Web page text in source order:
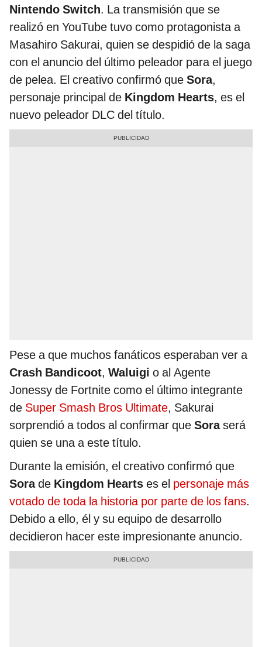
Nintendo Switch. La transmisión que se
realizó en YouTube tuvo como protagonista a
Masahiro Sakurai, quien se despidió de la saga
con el anuncio del último peleador para el juego
de pelea. El creativo confirmó que Sora,
personaje principal de Kingdom Hearts, es el
nuevo peleador DLC del título.
Pese a que muchos fanáticos esperaban ver a
Crash Bandicoot, Waluigi o al Agente
Jonessy de Fortnite como el último integrante
de Super Smash Bros Ultimate, Sakurai
sorprendió a todos al confirmar que Soraserá
quien se una a este título.
Durante la emisión, el creativo confirmó que
Sorade Kingdom Hearts es el personaje más
votado de toda la historia por parte de los fans.
Debido a ello, él y su equipo de desarrollo
decidieron hacer este impresionante anuncio.